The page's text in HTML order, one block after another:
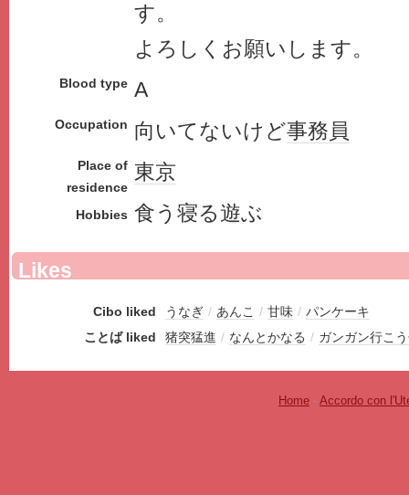
す。
よろしくお願いします。
Blood type A
Occupation 向いてないけど事務員
Place of
residence
東京
Hobbies 食う寝る遊ぶ
Likes
Cibo liked うなぎ / あんこ / 甘味 / パンケーキ
ことば liked
猪突猛進 / なんとかなる / ガンガン行こ
Home - Accordo con